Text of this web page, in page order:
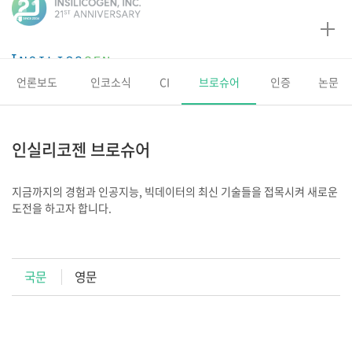
인
실
리
코
젠
언론보도 인코소식 CI 브로슈어 인증 논문
인실리코젠 브로슈어
지금까지의 경험과 인공지능, 빅데이터의 최신 기술들을 접목시켜 새로운
도전을 하고자 합니다.
국문 영문